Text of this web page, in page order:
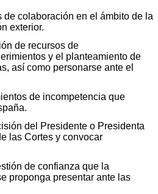
de colaboración en el ámbito de la
exterior.
de recursos de
y el planteamiento de
así como personarse ante el
de incompetencia que
del Presidente o Presidenta
las Cortes y convocar
de confianza que la
proponga presentar ante las